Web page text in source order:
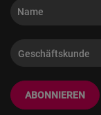
ABONNIEREN